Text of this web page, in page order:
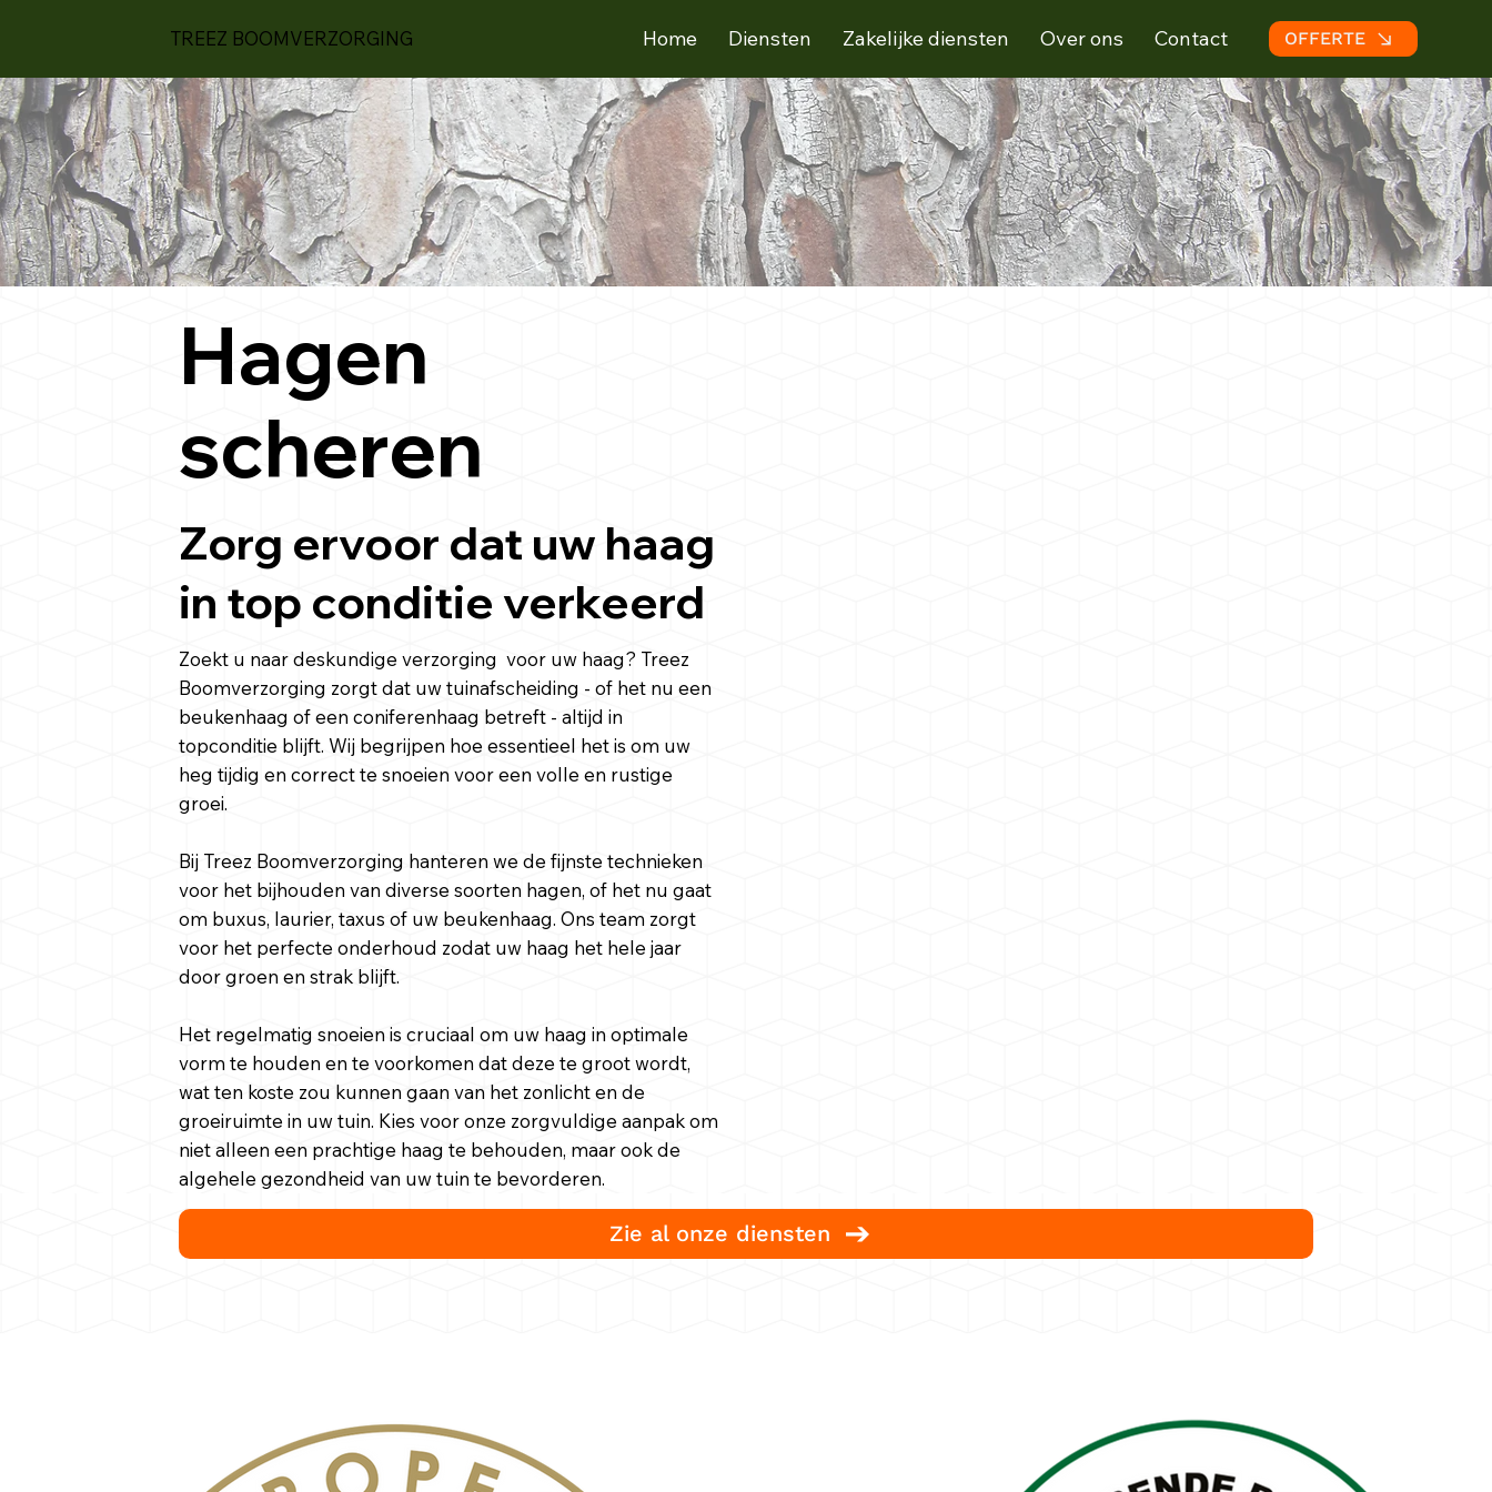
TREEZ BOOMVERZORGING Home Diensten Zakelijke diensten Over ons Contact OFFERTE
Hagen
scheren
Zorg ervoor dat uw haag
in top conditie verkeerd
Zoekt u naar deskundige verzorging voor uw haag? Treez
Boomverzorging zorgt dat uw tuinafscheiding - of het nu een
beukenhaag of een coniferenhaag betreft - altijd in
topconditie blijft. Wij begrijpen hoe essentieel het is om uw
heg tijdig en correct te snoeien voor een volle en rustige
groei.
Bij Treez Boomverzorging hanteren we de fijnste technieken
voor het bijhouden van diverse soorten hagen, of het nu gaat
om buxus, laurier, taxus of uw beukenhaag. Ons team zorgt
voor het perfecte onderhoud zodat uw haag het hele jaar
door groen en strak blijft.
Het regelmatig snoeien is cruciaal om uw haag in optimale
vorm te houden en te voorkomen dat deze te groot wordt,
wat ten koste zou kunnen gaan van het zonlicht en de
groeiruimte in uw tuin. Kies voor onze zorgvuldige aanpak om
niet alleen een prachtige haag te behouden, maar ook de
algehele gezondheid van uw tuin te bevorderen.
Zie al onze diensten